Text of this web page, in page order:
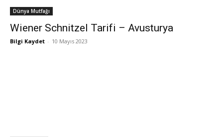
Dünya Mutfağı
Wiener Schnitzel Tarifi – Avusturya
Bilgi Kaydet - 10 Mayıs 2023